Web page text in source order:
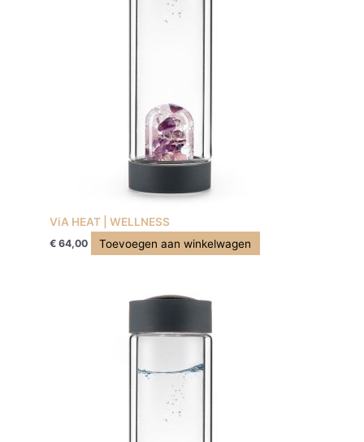
ViA HEAT | WELLNESS
€ 64,00 Toevoegen aan winkelwagen